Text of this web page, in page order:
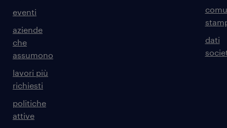
eventi
aziende
che
assumono
lavori più
richiesti
politiche
attive
dati